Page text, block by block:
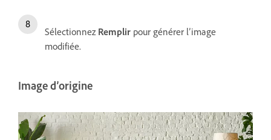
Sélectionnez Remplir pour générer l’image
modifiée.
Image d’origine